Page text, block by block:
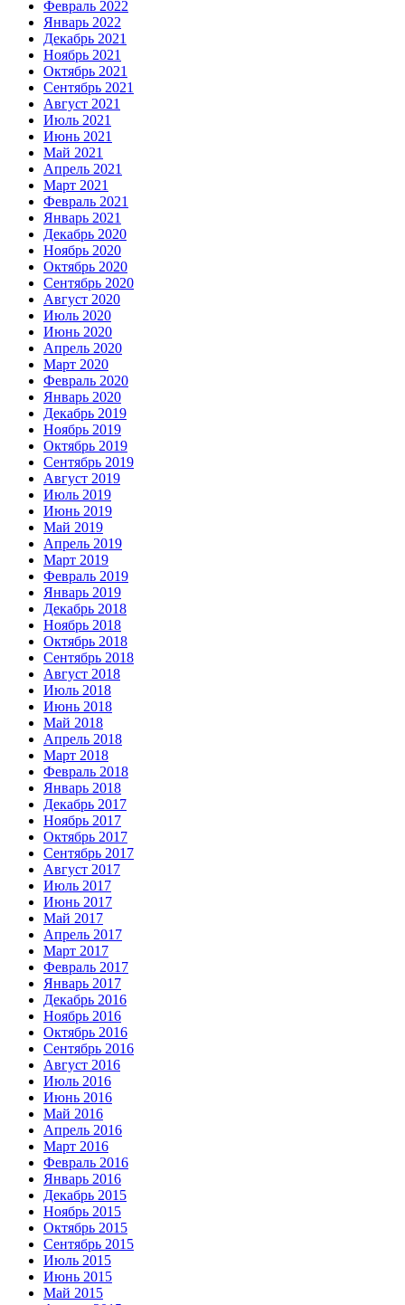
Февраль 2022
Январь 2022
Декабрь 2021
Ноябрь 2021
Октябрь 2021
Сентябрь 2021
Август 2021
Июль 2021
Июнь 2021
Май 2021
Апрель 2021
Март 2021
Февраль 2021
Январь 2021
Декабрь 2020
Ноябрь 2020
Октябрь 2020
Сентябрь 2020
Август 2020
Июль 2020
Июнь 2020
Апрель 2020
Март 2020
Февраль 2020
Январь 2020
Декабрь 2019
Ноябрь 2019
Октябрь 2019
Сентябрь 2019
Август 2019
Июль 2019
Июнь 2019
Май 2019
Апрель 2019
Март 2019
Февраль 2019
Январь 2019
Декабрь 2018
Ноябрь 2018
Октябрь 2018
Сентябрь 2018
Август 2018
Июль 2018
Июнь 2018
Май 2018
Апрель 2018
Март 2018
Февраль 2018
Январь 2018
Декабрь 2017
Ноябрь 2017
Октябрь 2017
Сентябрь 2017
Август 2017
Июль 2017
Июнь 2017
Май 2017
Апрель 2017
Март 2017
Февраль 2017
Январь 2017
Декабрь 2016
Ноябрь 2016
Октябрь 2016
Сентябрь 2016
Август 2016
Июль 2016
Июнь 2016
Май 2016
Апрель 2016
Март 2016
Февраль 2016
Январь 2016
Декабрь 2015
Ноябрь 2015
Октябрь 2015
Сентябрь 2015
Июль 2015
Июнь 2015
Май 2015